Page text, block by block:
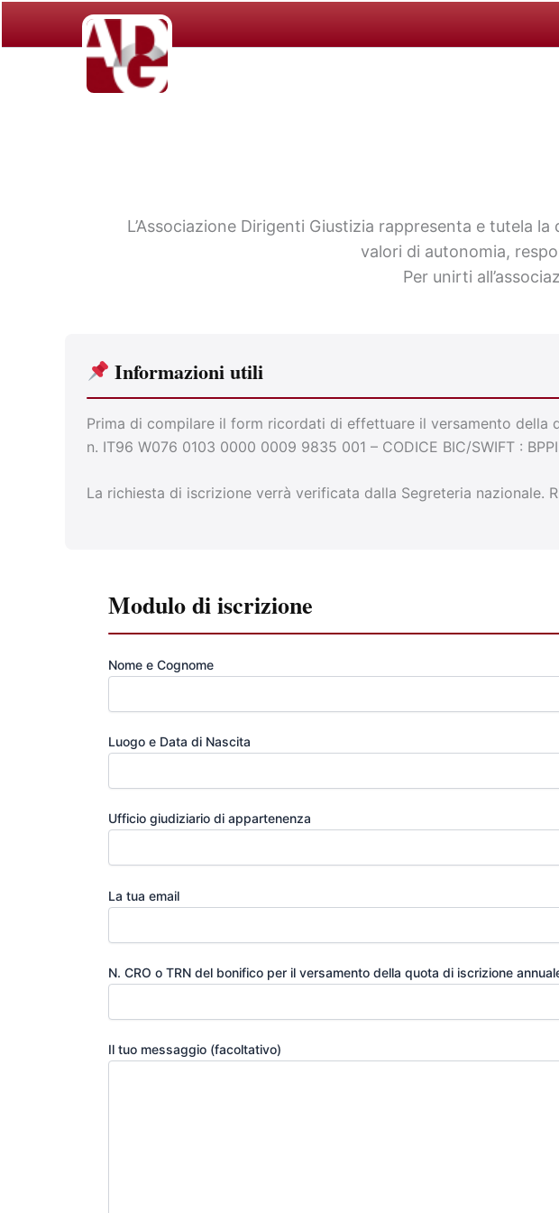
L’Associazione Dirigenti Giustizia rappresenta e tutela
valori di autonomia,
Per unirti
Informazioni utili
Prima di compilare il form ricordati di effettuare il versamento
n. IT96 W076 0103 0000 0009 9835 001 – CODICE BIC/SWIFT :
La richiesta di iscrizione verrà verificata dalla Segreteria nazionale.
Modulo di iscrizione
Nome e Cognome
Luogo e Data di Nascita
Ufficio giudiziario di appartenenza
La tua email
N. CRO o TRN del bonifico per il versamento della quota di iscrizione
Il tuo messaggio (facoltativo)